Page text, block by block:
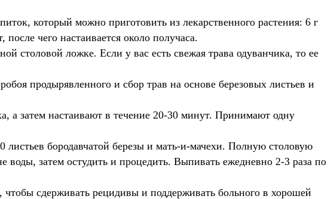
который можно приготовить из лекарственного растения: 6 г
чего настаивается около получаса.
столовой ложке. Если у вас есть свежая трава одуванчика, то ее
продырявленного и сбор трав на основе березовых листьев и
а затем настаивают в течение 20-30 минут. Принимают одну
бородавчатой березы и мать-и-мачехи. Полную столовую
воды, затем остудить и процедить. Выпивать ежедневно 2-3 раза по
чтобы сдерживать рецидивы и поддерживать больного в хорошей